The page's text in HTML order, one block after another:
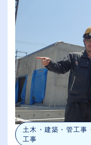
土木・建築・管工事
工事